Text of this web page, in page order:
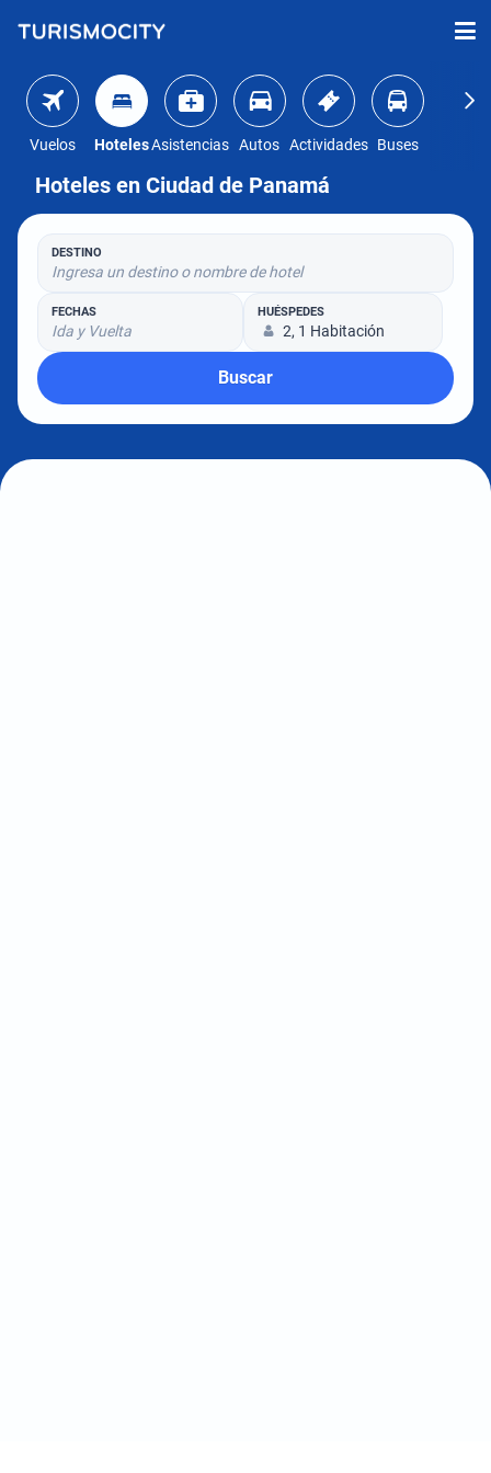
Vuelos HotelesAsistencias Autos Actividades Buses
Hoteles en Ciudad de Panamá
DESTINO
Ingresa un destino o nombre de hotel
FECHAS
Ida y Vuelta
HUÉSPEDES
2, 1 Habitación
Buscar